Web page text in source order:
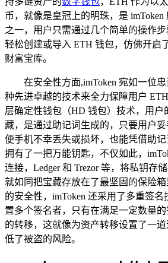
币，就像是皇冠上的明珠，是
之一，用户只需通过几个简单的操作步
轻松创建或导入 ETH 钱包，仿佛开启
财富宝库。
在安全性方面,imToken 宛如一位
种先进卓越的技术来全力保障用户
层确定性钱包（HD 钱包）技术，用户
藏，是通过助记词生成的，只要用户
便手机不幸丢失或损坏，也能凭借助
拥有了一把万能钥匙，不仅如此，
连接，Ledger 和 Trezor 等，将私钥存
就如同把宝藏存放在了最坚固的保险
的安全性，imToken 还采用了多重签
置多个签名者，只有在满足一定数量
的转移，这就像为资产转移设置了一
低了被盗的风险。